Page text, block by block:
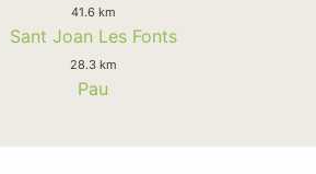
41.6 km
Sant Joan Les Fonts
28.3 km
Pau